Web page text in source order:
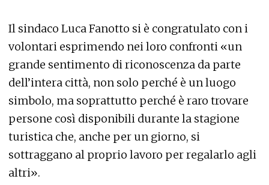
Il sindaco Luca Fanotto si è congratulato con i
volontari esprimendo nei loro confronti «un
grande sentimento di riconoscenza da parte
dell’intera città, non solo perché è un luogo
simbolo, ma soprattutto perché è raro trovare
persone così disponibili durante la stagione
turistica che, anche per un giorno, si
sottraggano al proprio lavoro per regalarlo agli
altri».